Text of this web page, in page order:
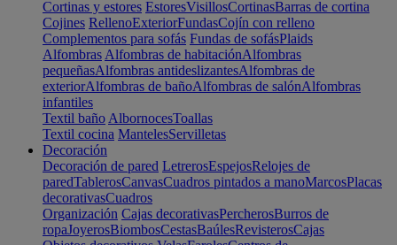
Cortinas y estores EstoresVisillosCortinasBarras de cortina
Cojines RellenoExteriorFundasCojín con relleno
Complementos para sofás Fundas de sofásPlaids
Alfombras Alfombras de habitaciónAlfombras
pequeñasAlfombras antideslizantesAlfombras de
exteriorAlfombras de bañoAlfombras de salónAlfombras
infantiles
Textil baño AlbornocesToallas
Textil cocina MantelesServilletas
Decoración
Decoración de pared LetrerosEspejosRelojes de
paredTablerosCanvasCuadros pintados a manoMarcosPlacas
decorativasCuadros
Organización Cajas decorativasPercherosBurros de
ropaJoyerosBiombosCestasBaúlesRevisterosCajas